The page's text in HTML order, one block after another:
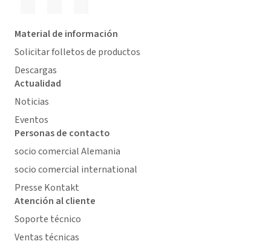
Material de información
Solicitar folletos de productos
Descargas
Actualidad
Noticias
Eventos
Personas de contacto
socio comercial Alemania
socio comercial international
Presse Kontakt
Atención al cliente
Soporte técnico
Ventas técnicas